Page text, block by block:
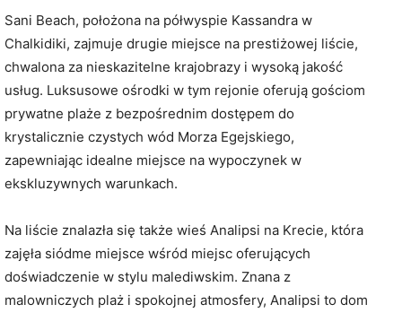
Sani Beach, położona na półwyspie Kassandra w
Chalkidiki, zajmuje drugie miejsce na prestiżowej liście,
chwalona za nieskazitelne krajobrazy i wysoką jakość
usług. Luksusowe ośrodki w tym rejonie oferują gościom
prywatne plaże z bezpośrednim dostępem do
krystalicznie czystych wód Morza Egejskiego,
zapewniając idealne miejsce na wypoczynek w
ekskluzywnych warunkach.
Na liście znalazła się także wieś Analipsi na Krecie, która
zajęła siódme miejsce wśród miejsc oferujących
doświadczenie w stylu malediwskim. Znana z
malowniczych plaż i spokojnej atmosfery, Analipsi to dom